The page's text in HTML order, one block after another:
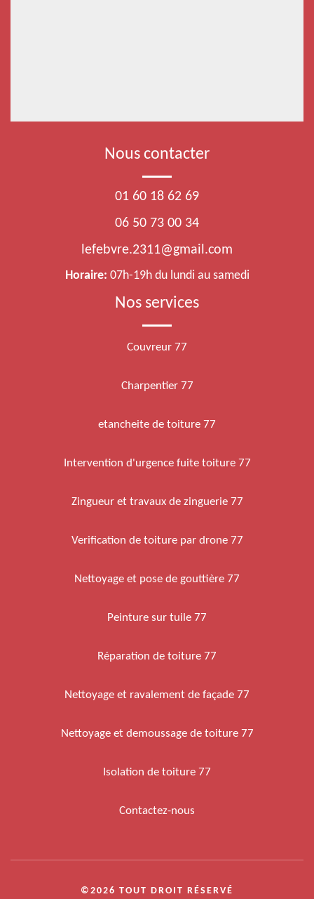
Nous contacter
01 60 18 62 69
06 50 73 00 34
lefebvre.2311@gmail.com
Horaire: 07h-19h du lundi au samedi
Nos services
Couvreur 77
Charpentier 77
etancheite de toiture 77
Intervention d'urgence fuite toiture 77
Zingueur et travaux de zinguerie 77
Verification de toiture par drone 77
Nettoyage et pose de gouttière 77
Peinture sur tuile 77
Réparation de toiture 77
Nettoyage et ravalement de façade 77
Nettoyage et demoussage de toiture 77
Isolation de toiture 77
Contactez-nous
©2026 TOUT DROIT RÉSERVÉ